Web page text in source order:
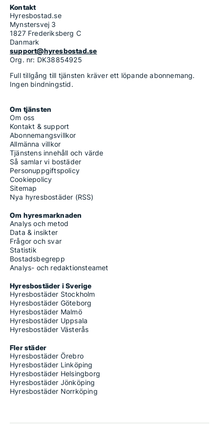
Kontakt
Hyresbostad.se
Mynstersvej 3
1827 Frederiksberg C
Danmark
support@hyresbostad.se
Org. nr: DK38854925
Full tillgång till tjänsten kräver ett löpande abonnemang.
Ingen bindningstid.
Om tjänsten
Om oss
Kontakt & support
Abonnemangsvillkor
Allmänna villkor
Tjänstens innehåll och värde
Så samlar vi bostäder
Personuppgiftspolicy
Cookiepolicy
Sitemap
Nya hyresbostäder (RSS)
Om hyresmarknaden
Analys och metod
Data & insikter
Frågor och svar
Statistik
Bostadsbegrepp
Analys- och redaktionsteamet
Hyresbostäder i Sverige
Hyresbostäder Stockholm
Hyresbostäder Göteborg
Hyresbostäder Malmö
Hyresbostäder Uppsala
Hyresbostäder Västerås
Fler städer
Hyresbostäder Örebro
Hyresbostäder Linköping
Hyresbostäder Helsingborg
Hyresbostäder Jönköping
Hyresbostäder Norrköping